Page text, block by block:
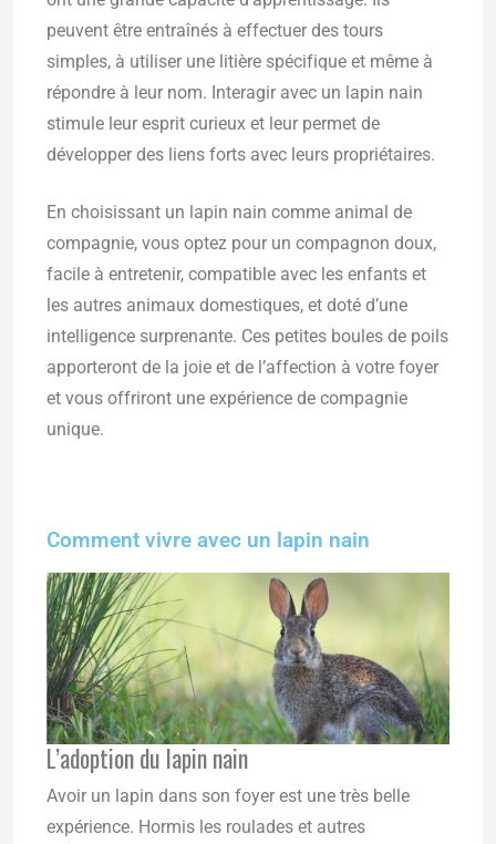
peuvent être entraînés à effectuer des tours
simples, à utiliser une litière spécifique et même à
répondre à leur nom. Interagir avec un lapin nain
stimule leur esprit curieux et leur permet de
développer des liens forts avec leurs propriétaires.
En choisissant un lapin nain comme animal de
compagnie, vous optez pour un compagnon doux,
facile à entretenir, compatible avec les enfants et
les autres animaux domestiques, et doté d’une
intelligence surprenante. Ces petites boules de poils
apporteront de la joie et de l’affection à votre foyer
et vous offriront une expérience de compagnie
unique.
Comment vivre avec un lapin nain
L’adoption du lapin nain
Avoir un lapin dans son foyer est une très belle
expérience. Hormis les roulades et autres